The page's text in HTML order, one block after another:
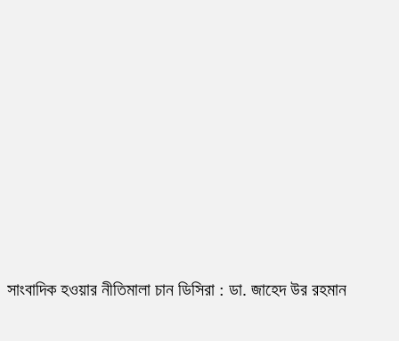
সাংবাদিক হওয়ার নীতিমালা চান ডিসিরা : ডা. জাহেদ উর রহমান